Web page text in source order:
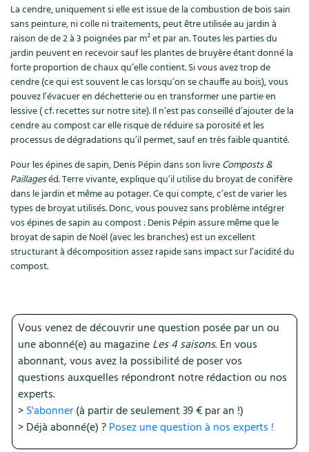
Cosmétique bio, soins
Maison écologique
Enfants
DIY, autonomie
Société, engagement
Cuisine saine
Manger bio
Cures, régimes
Dessert, Boulangerie
Agenda, calendrier
NOUVEAUTÉS
Feuilleter le catalogue
Jeux
DVD
Nos productions
Agenda, calendrier
Livres
Le magazine Les 4 saisons
Stages
Cartes cadeau
Les espaces de formation
Dormir à Terre vivante
Infos pratiques
Horaires, tarifs, restauration
Accès
Séjourner en Trièves
Nous contacter
Permaculture et syntropie
Cultiver sous serre
Jardiner en ville
Ornement et aménagement du jardin
Bricolages au jardin
Outils et ustensiles du jardin
Biodiversité
Ravageurs et maladies au jardin
Alimentation et nutrition
Recettes de printemps
Recettes par type de plat
En direct !
Débat d’experts
Nouvelles sur le jardin et l’écologie
Prenez-en de la graine !
Forums
Jardin bio
Habitat écologique
Soins naturels
Société et alternatives
Les 4 saisons& vous
Questions à la rédaction
La cendre, uniquement si elle est issue de la combustion de bois sain
sans peinture, ni colle ni traitements, peut être utilisée au jardin à
raison de de 2 à 3 poignées par m² et par an. Toutes les parties du
jardin peuvent en recevoir sauf les plantes de bruyère étant donné la
forte proportion de chaux qu’elle contient. Si vous avez trop de
cendre (ce qui est souvent le cas lorsqu’on se chauffe au bois), vous
pouvez l’évacuer en déchetterie ou en transformer une partie en
lessive ( cf. recettes sur notre site). Il n’est pas conseillé d’ajouter de la
cendre au compost car elle risque de réduire sa porosité et les
processus de dégradations qu’il permet, sauf en très faible quantité.
Pour les épines de sapin, Denis Pépin dans son livreComposts &
Paillageséd. Terre vivante, explique qu’il utilise du broyat de conifère
dans le jardin et même au potager. Ce qui compte, c’est de varier les
types de broyat utilisés. Donc, vous pouvez sans problème intégrer
vos épines de sapin au compost : Denis Pépin assure même que le
broyat de sapin de Noël (avec les branches) est un excellent
structurant à décomposition assez rapide sans impact sur l’acidité du
compost.
Vous venez de découvrir une question posée par un ou
une abonné(e) au magazineLes 4 saisons. En vous
abonnant, vous avez la possibilité de poser vos
questions auxquelles répondront notre rédaction ou nos
experts.
>S'abonner(à partir de seulement 39 € par an !)
> Déjà abonné(e) ?Posez une question à nos experts !